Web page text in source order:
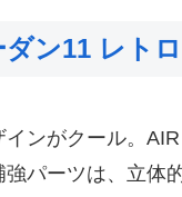
ン11 レト
ンがクール。
パーツは、立体